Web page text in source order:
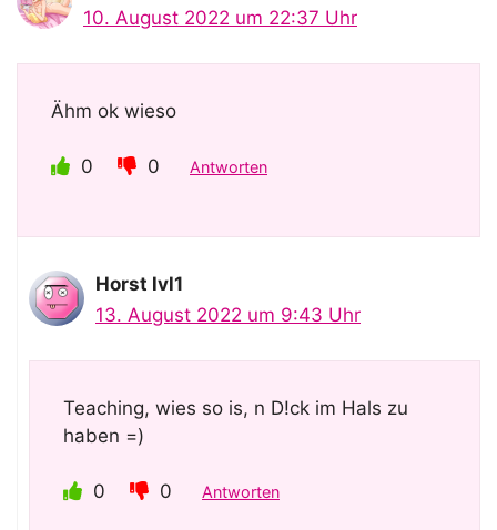
10. August 2022 um 22:37 Uhr
Ähm ok wieso
0 0 Antworten
Horst lvl1
13. August 2022 um 9:43 Uhr
Teaching, wies so is, n D!ck im Hals zu
haben =)
0 0 Antworten